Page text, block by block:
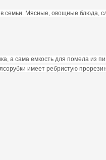
семьи. Мясные, овощные блюда,
а сама емкость для помела из
имеет ребристую